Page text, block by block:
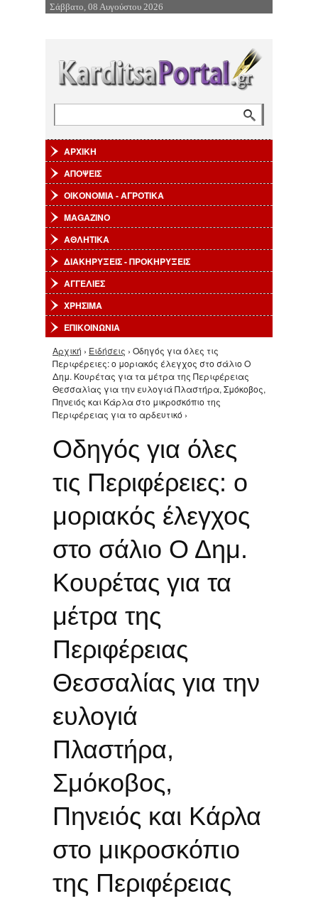
Επιστροφή στην Πλοήγηση
Σάββατο, 08 Αυγούστου 2026
ΑΡΧΙΚΗ
ΑΠΟΨΕΙΣ
ΟΙΚΟΝΟΜΙΑ - ΑΓΡΟΤΙΚΑ
MAGAZINO
ΑΘΛΗΤΙΚΑ
ΔΙΑΚΗΡΥΞΕΙΣ - ΠΡΟΚΗΡΥΞΕΙΣ
ΑΓΓΕΛΙΕΣ
ΧΡΗΣΙΜΑ
ΕΠΙΚΟΙΝΩΝΙΑ
Είστε εδώ
Αρχική › Ειδήσεις › Οδηγός για όλες τις
Περιφέρειες: ο μοριακός έλεγχος στο σάλιο Ο
Δημ. Κουρέτας για τα μέτρα της Περιφέρειας
Θεσσαλίας για την ευλογιά Πλαστήρα, Σμόκοβος,
Πηνειός και Κάρλα στο μικροσκόπιο της
Περιφέρειας για το αρδευτικό ›
Οδηγός για όλες
τις Περιφέρειες: ο
μοριακός έλεγχος
στο σάλιο Ο Δημ.
Κουρέτας για τα
μέτρα της
Περιφέρειας
Θεσσαλίας για την
ευλογιά
Πλαστήρα,
Σμόκοβος,
Πηνειός και Κάρλα
στο μικροσκόπιο
της Περιφέρειας